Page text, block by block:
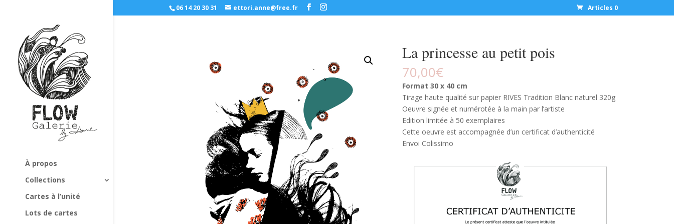
06 14 20 30 31 ettori.anne@free.fr Articles 0
À propos
Collections
Cartes à l’unité
Lots de cartes
La princesse au petit pois
70,00€
Format 30 x 40 cm
Tirage haute qualité sur papier RIVES Tradition Blanc naturel 320g
Oeuvre signée et numérotée à la main par l’artiste
Edition limitée à 50 exemplaires
Cette oeuvre est accompagnée d’un certificat d’authenticité
Envoi Colissimo